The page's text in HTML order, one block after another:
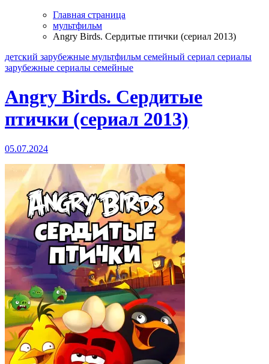
Главная страница
мультфильм
Angry Birds. Сердитые птички (сериал 2013)
детский зарубежные мультфильм семейный сериал сериалы
зарубежные сериалы семейные
Angry Birds. Сердитые
птички (сериал 2013)
05.07.2024